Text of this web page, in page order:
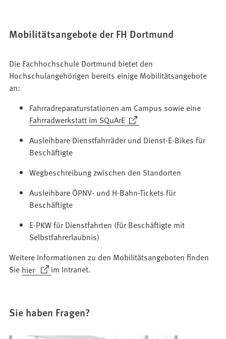
Mobilitätsangebote der FH Dortmund
Die Fachhochschule Dortmund bietet den
Hochschulangehörigen bereits einige Mobilitätsangebote
an:
Fahrradreparaturstationen am Campus sowie eine
Fahrradwerkstatt im SQuArE
(Öffnet
einem
neuen
Ausleihbare Dienstfahrräder und Dienst-E-Bikes für
Beschäftigte
Wegbeschreibung zwischen den Standorten
Ausleihbare ÖPNV- und H-Bahn-Tickets für
Beschäftigte
E-PKW für Dienstfahrten (für Beschäftigte mit
Selbstfahrerlaubnis)
Weitere Informationen zu den Mobilitätsangeboten finden
Sie hier
(Öffnet
Tab)
im Intranet.
Sie haben Fragen?